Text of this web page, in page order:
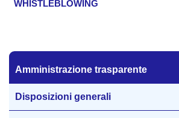
WHISTLEBLOWING
Amministrazione trasparente
Amministrazione trasparente
Disposizioni generali